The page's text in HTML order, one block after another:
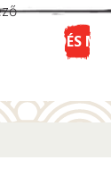
KÜLDÉS